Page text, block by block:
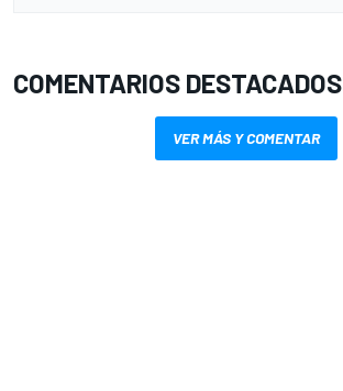
COMENTARIOS DESTACADOS
VER MÁS Y COMENTAR